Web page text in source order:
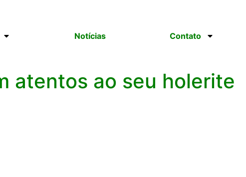
Notícias Contato
atentos ao seu holerite